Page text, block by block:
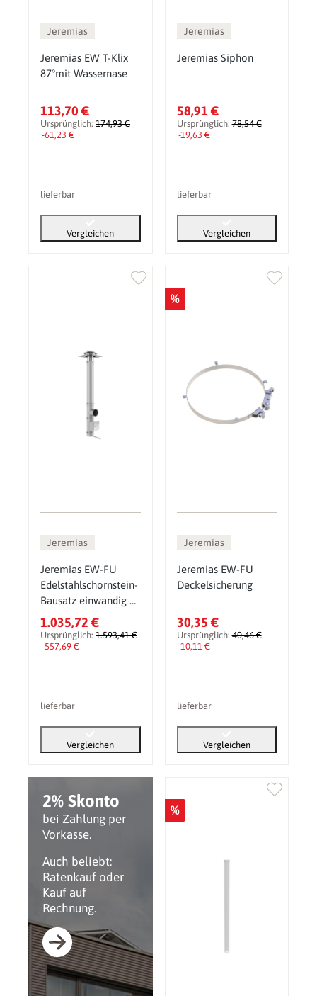
2% Skonto
bei Zahlung per
Vorkasse.
Auch beliebt:
Ratenkauf oder
Kauf auf
Rechnung.
Jeremias
Jeremias EW T-Klix
87°mit Wassernase
113,70 €
Ursprünglich: 174,93 €
-61,23 €
lieferbar
Vergleichen
Jeremias
Jeremias Siphon
58,91 €
Ursprünglich:78,54 €
-19,63 €
lieferbar
Vergleichen
Jeremias
Jeremias EW-FU
Edelstahlschornstein-
Bausatz einwandig Ø
225 mm
1.035,72 €
Ursprünglich: 1.593,41 €
-557,69 €
lieferbar
Vergleichen
%
Jeremias
Jeremias EW-FU
Deckelsicherung
30,35 €
Ursprünglich:40,46 €
-10,11 €
lieferbar
Vergleichen
%